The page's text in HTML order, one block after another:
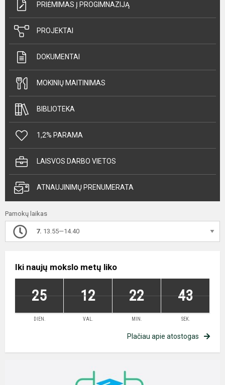
PRIĖMIMAS Į PROGIMNAZIJĄ
PROJEKTAI
DOKUMENTAI
MOKINIŲ MAITINIMAS
BIBLIOTEKA
1,2% PARAMA
LAISVOS DARBO VIETOS
ATNAUJINIMŲ PRENUMERATA
Pamokų laikas
7. 13.55—14.40
Iki naujų mokslo metų liko
25 12 22 42
DIEN. VAL. MIN. SEK.
Plačiau apie atostogas